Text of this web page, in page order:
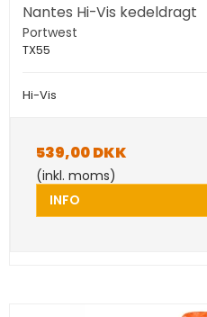
Nantes Hi-Vis kedeldragt
Portwest
TX55
Hi-Vis
539,00 DKK
(inkl. moms)
INFO